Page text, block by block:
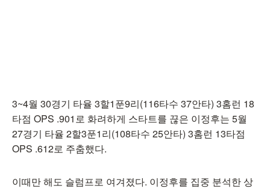
3~4월 30경기 타율 3할1푼9리(116타수 37안타) 3홈런 18
타점 OPS .901로 화려하게 스타트를 끊은 이정후는 5월
27경기 타율 2할3푼1리(108타수 25안타) 3홈런 13타점
OPS .612로 주춤했다.
이때만 해도 슬럼프로 여겨졌다. 이정후를 집중 분석한 상